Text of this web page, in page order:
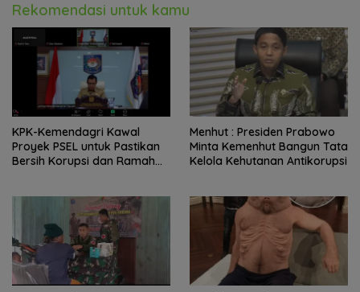
Rekomendasi untuk kamu
KPK-Kemendagri Kawal
Proyek PSEL untuk Pastikan
Bersih Korupsi dan Ramah
Menhut : Presiden Prabowo
Minta Kemenhut Bangun Tata
Kelola Kehutanan Antikorupsi